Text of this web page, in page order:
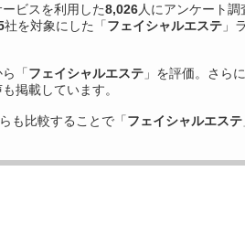
ビスを利用した8,026人にアンケート調
社を対象にした「フェイシャルエステ 」
「フェイシャルエステ 」を評価。さら
掲載しています。
も比較することで「フェイシャルエステ